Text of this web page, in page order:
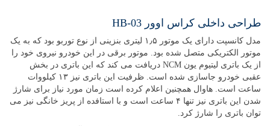
طراحی داخلی کراس اوور HB-03
مدل کانسپت دارای یک موتور ۱٫۵ لیتری بنزینی از نوع توربو بود که به یک
موتور الکتریکی متصل شده بود. موتور برقی در این خودرو نیروی خود را
از یک باتری لیتیوم یون NCM دریافت می کند که این باتری در بخش
عقبی خودرو جاسازی شده است. ظرفیت این باتری نیز ۱۳ کیلووات
ساعت است. هاوال همچنین اعلام کرده است زمان مورد نیاز برای شارژ
شدن این باتری نیز تنها ۴ ساعت است و با استافده از پریز خانگی نیز می
توان باتری را شارژ کرد.